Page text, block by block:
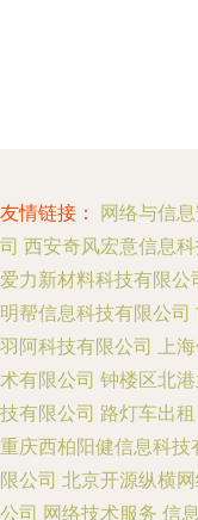
友情链接： 网络与信
司 西安奇风宏意信息
爱力新材料科技有限公
明帮信息科技有限公司
羽阿科技有限公司 上
术有限公司 钟楼区北
技有限公司 路灯车出租
重庆西柏阳健信息科技
限公司 北京开源纵横
公司 网络技术服务 信